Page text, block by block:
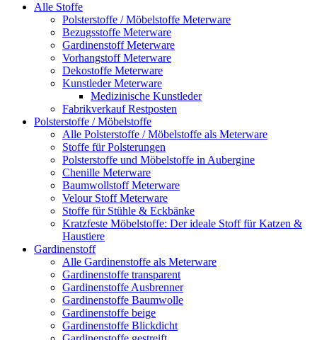
Alle Stoffe
Polsterstoffe / Möbelstoffe Meterware
Bezugsstoffe Meterware
Gardinenstoff Meterware
Vorhangstoff Meterware
Dekostoffe Meterware
Kunstleder Meterware
Medizinische Kunstleder
Fabrikverkauf Restposten
Polsterstoffe / Möbelstoffe
Alle Polsterstoffe / Möbelstoffe als Meterware
Stoffe für Polsterungen
Polsterstoffe und Möbelstoffe in Aubergine
Chenille Meterware
Baumwollstoff Meterware
Velour Stoff Meterware
Stoffe für Stühle & Eckbänke
Kratzfeste Möbelstoffe: Der ideale Stoff für Katzen &
Haustiere
Gardinenstoff
Alle Gardinenstoffe als Meterware
Gardinenstoffe transparent
Gardinenstoffe Ausbrenner
Gardinenstoffe Baumwolle
Gardinenstoffe beige
Gardinenstoffe Blickdicht